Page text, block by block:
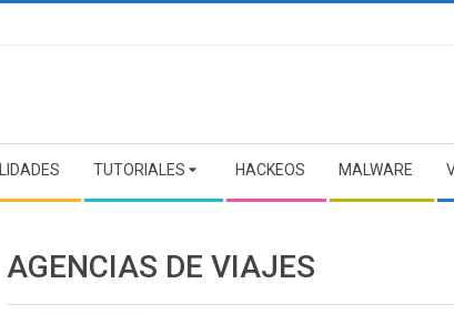
TUTORIALES HACKEOS MALWARE
AGENCIAS DE VIAJES